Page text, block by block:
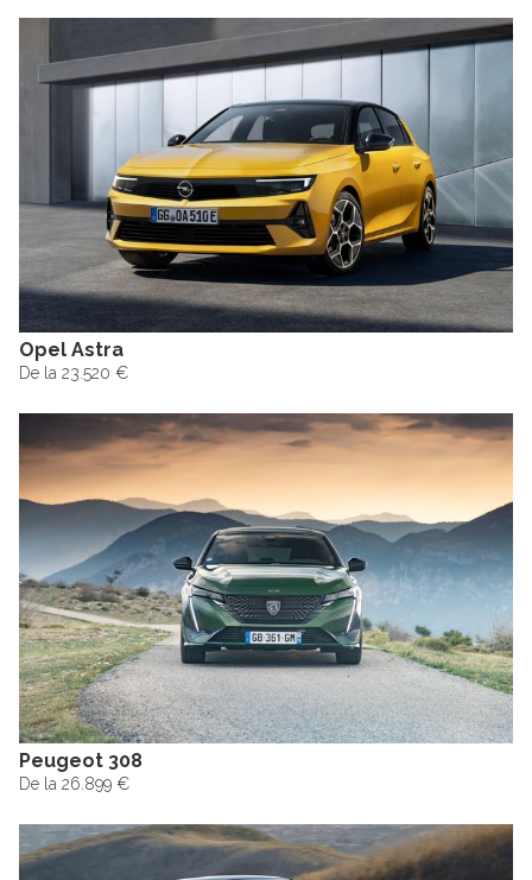
Opel Astra
De la 23.520 €
Peugeot 308
De la 26.899 €